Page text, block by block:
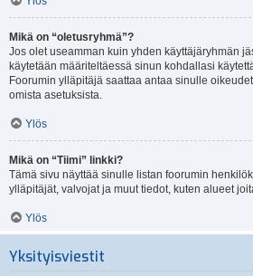
Mikä on “oletusryhmä”?
Jos olet useamman kuin yhden käyttäjäryhmän
käytetään määriteltäessä sinun kohdallasi
Foorumin ylläpitäjä saattaa antaa sinulle
omista asetuksista.
Ylös
Mikä on “Tiimi” linkki?
Tämä sivu näyttää sinulle listan foorumin
ylläpitäjät, valvojat ja muut tiedot, kuten alueet
Ylös
Yksityisviestit